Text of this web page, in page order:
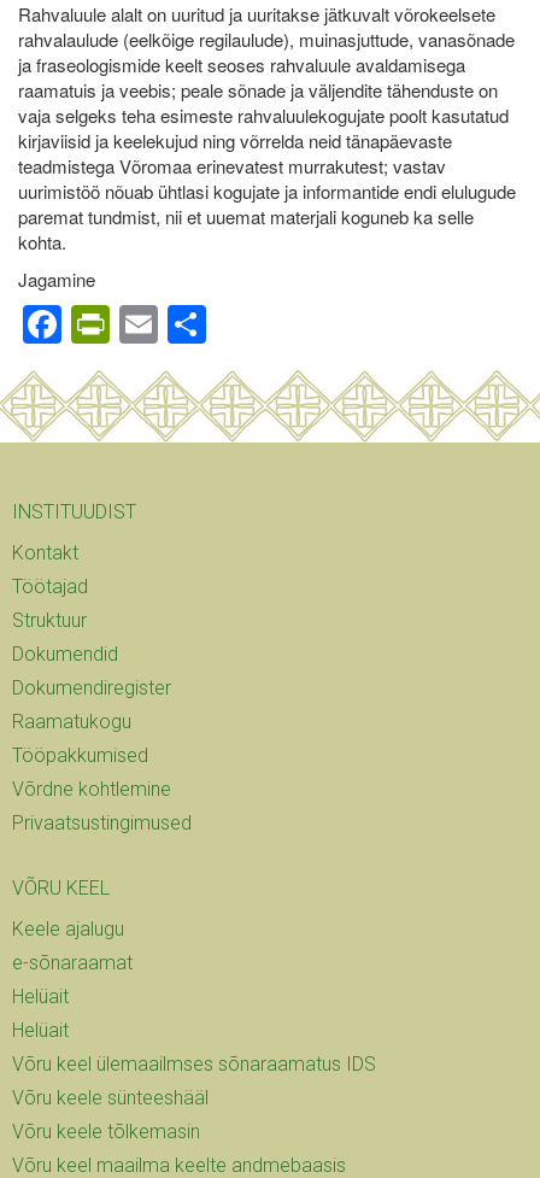
Rahvaluule alalt on uuritud ja uuritakse jätkuvalt võrokeelsete
rahvalaulude (eelkõige regilaulude), muinasjuttude, vanasõnade
ja fraseologismide keelt seoses rahvaluule avaldamisega
raamatuis ja veebis; peale sõnade ja väljendite tähenduste on
vaja selgeks teha esimeste rahvaluulekogujate poolt kasutatud
kirjaviisid ja keelekujud ning võrrelda neid tänapäevaste
teadmistega Võromaa erinevatest murrakutest; vastav
uurimistöö nõuab ühtlasi kogujate ja informantide endi elulugude
paremat tundmist, nii et uuemat materjali koguneb ka selle
kohta.
Jagamine
Facebook
PrintFriendly
Email
INSTITUUDIST
Kontakt
Töötajad
Struktuur
Dokumendid
Dokumendiregister
Raamatukogu
Tööpakkumised
Võrdne kohtlemine
Privaatsus­tingimused
VÕRU KEEL
Keele ajalugu
e-sõnaraamat
Helüait
Helüait
Võru keel ülemaailmses sõnaraamatus IDS
Võru keele sünteeshääl
Võru keele tõlkemasin
Võru keel maailma keelte andmebaasis